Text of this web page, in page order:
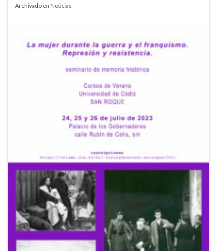
Archivado en Noticias